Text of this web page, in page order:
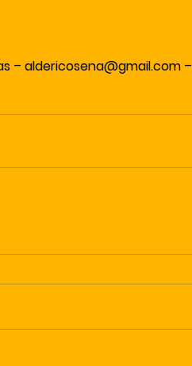
– aldericosena@gmail.com –